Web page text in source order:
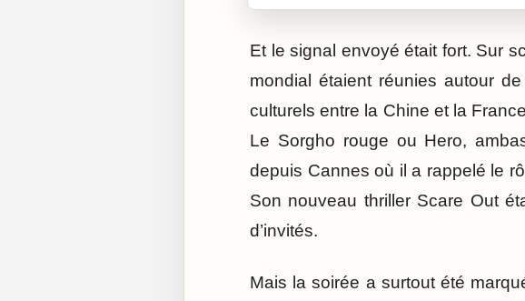
Et le signal envoyé était fort. Sur
mondial étaient réunies autour
culturels entre la Chine et la
Le Sorgho rouge ou Hero,
depuis Cannes où il a rappelé le
Son nouveau thriller Scare Out
d’invités.
Mais la soirée a surtout été